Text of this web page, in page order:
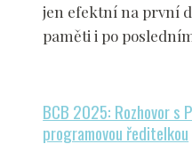
jen efektní na první
paměti i po
BCB 2025: Rozhovor s
programovou ředitelkou